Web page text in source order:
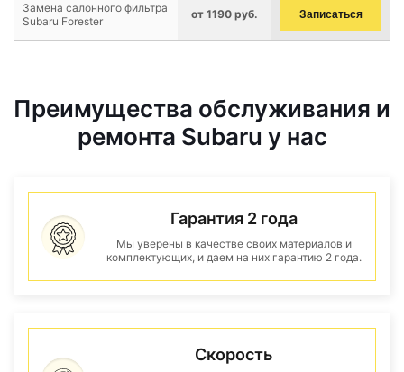
Замена салонного фильтра
Subaru Forester
от 1190 руб. Записаться
Преимущества обслуживания и
ремонта Subaru у нас
Гарантия 2 года
Мы уверены в качестве своих материалов и
комплектующих, и даем на них гарантию 2 года.
Скорость